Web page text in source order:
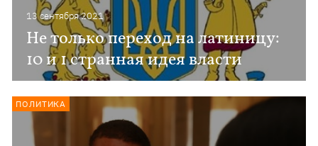
13 сентября 2021
Не только переход на латиницу:
10 и 1 странная идея власти
ПОЛИТИКА